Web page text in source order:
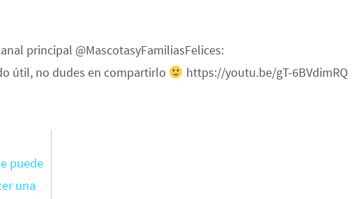
principal @MascotasyFamiliasFelices:
útil, no dudes en compartirlo
https://youtu.be/gT-6BVdimRQ
puede
una